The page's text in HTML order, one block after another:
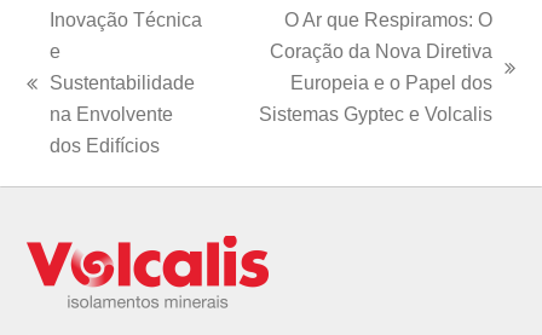
Inovação Técnica
e
Sustentabilidade
na Envolvente
dos Edifícios
post:
O Ar que Respiramos: O
Coração da Nova Diretiva
Europeia e o Papel dos
Sistemas Gyptec e Volcalis